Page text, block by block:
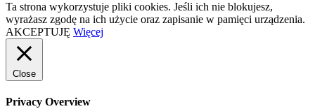
Ta strona wykorzystuje pliki cookies. Jeśli ich nie blokujesz,
wyrażasz zgodę na ich użycie oraz zapisanie w pamięci urządzenia.
AKCEPTUJĘ Więcej
Close
Privacy Overview